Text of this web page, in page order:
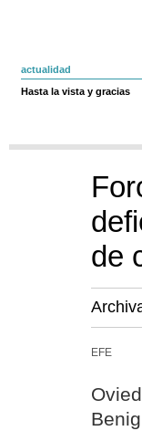
actualidad
Hasta la vista y gracias
de
EFE